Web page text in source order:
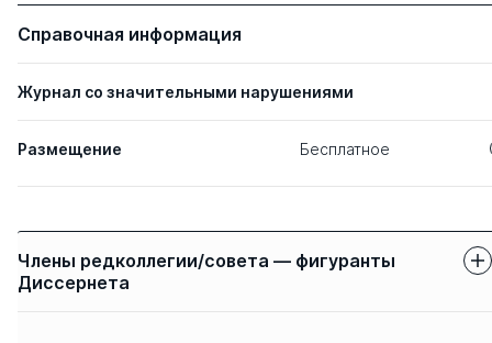
Справочная информация
Журнал со значительными нарушениями
Размещение Бесплатное
Члены редколлегии/совета — фигуранты
Диссернета